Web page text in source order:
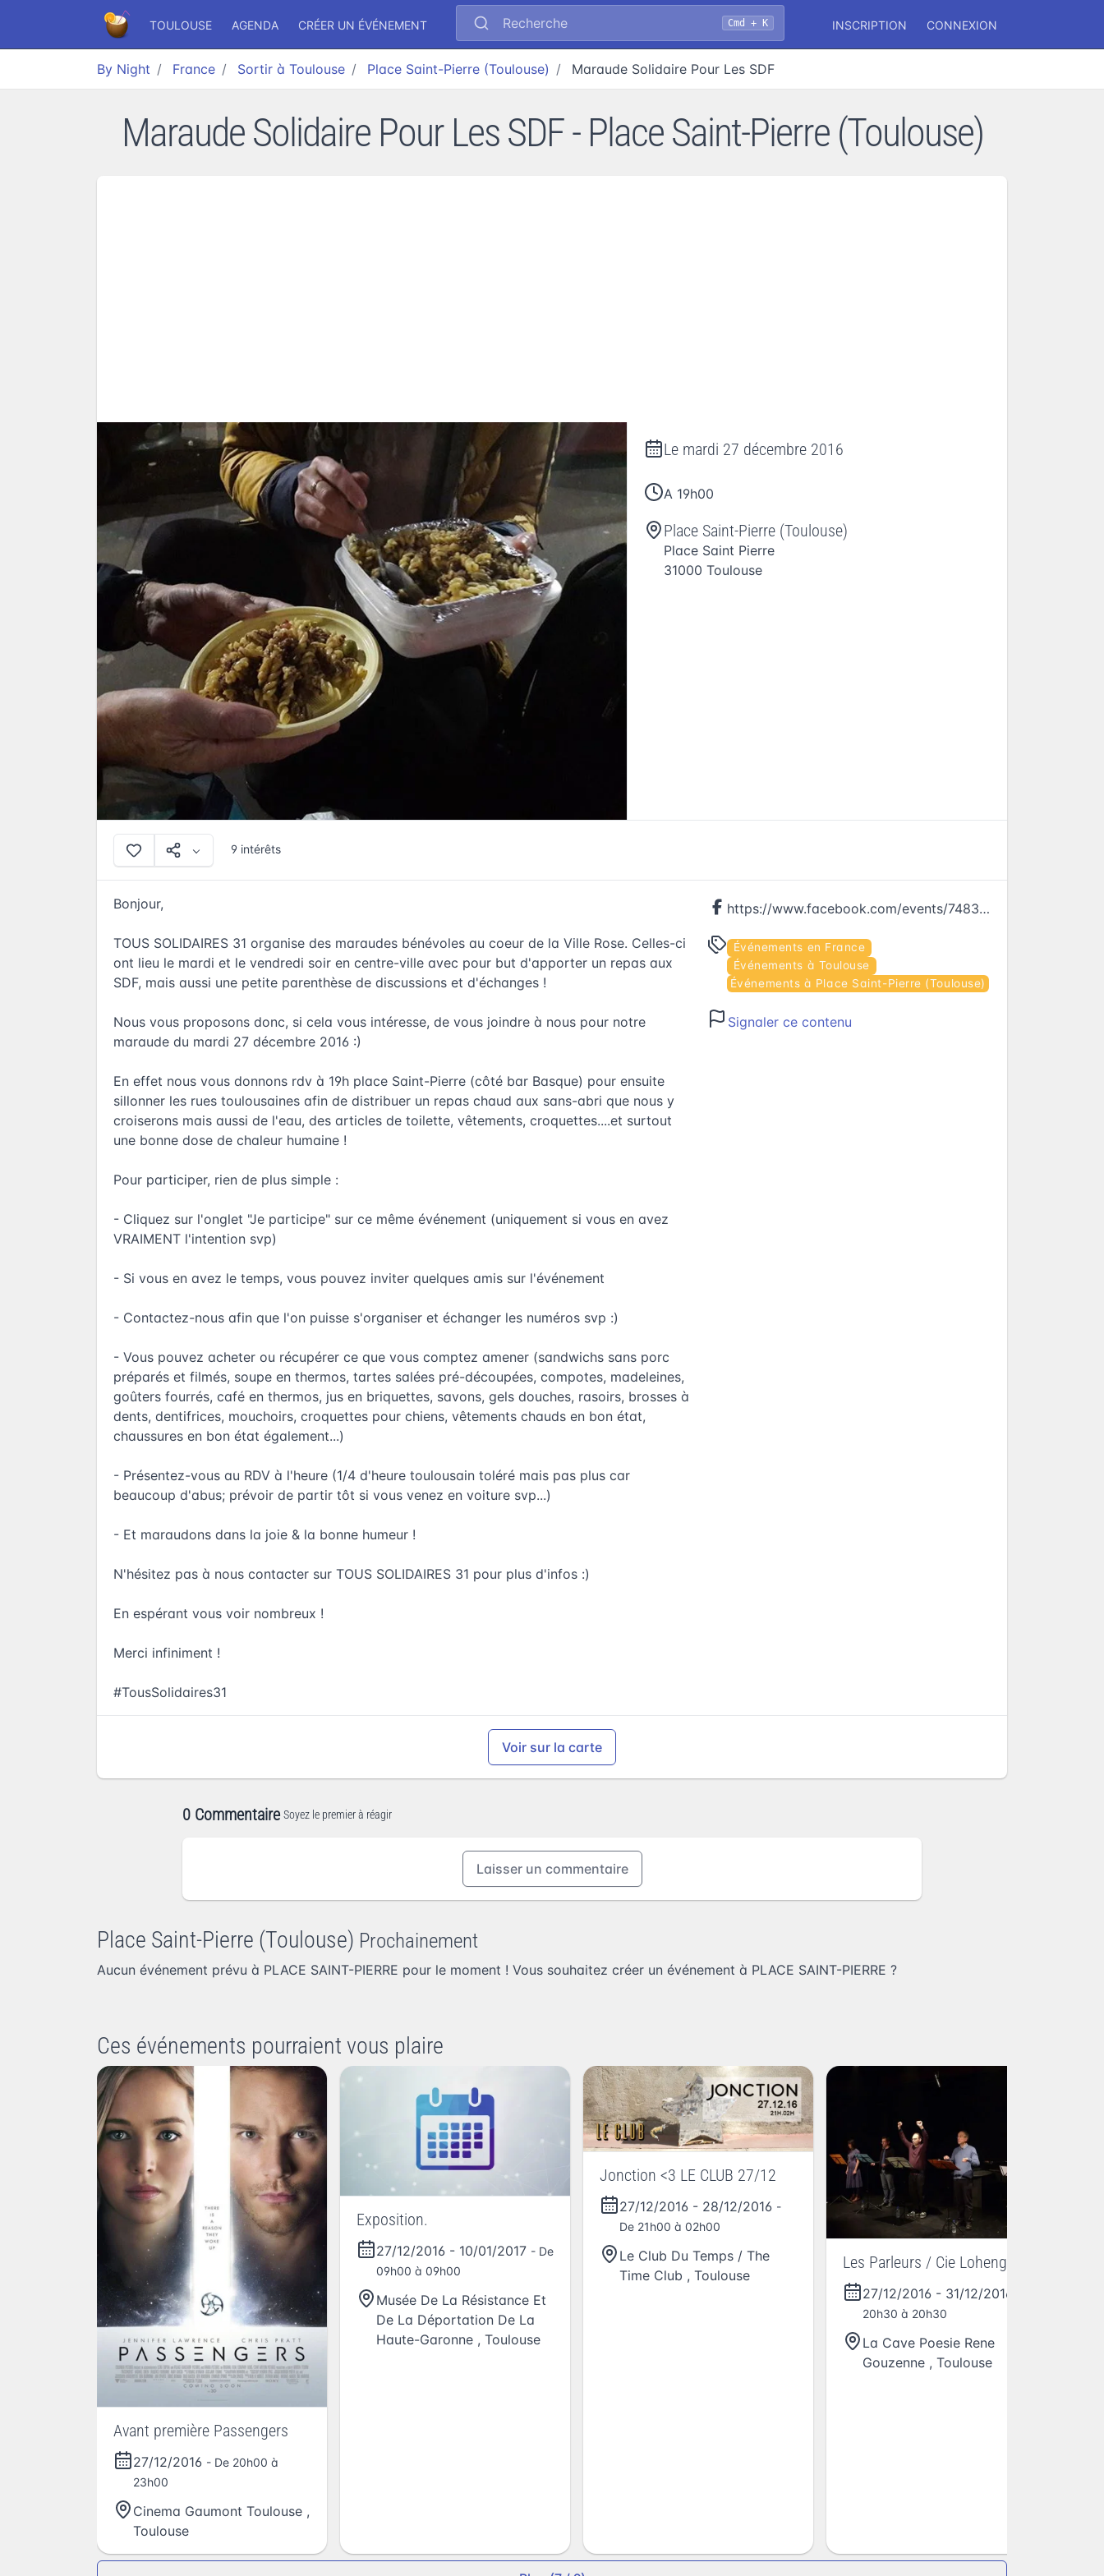
TOULOUSE AGENDA CRÉER UN ÉVÉNEMENT Recherche Cmd + K INSCRIPTION CONNEXION
By Night France Sortir à Toulouse Place Saint-Pierre (Toulouse) Maraude Solidaire Pour Les SDF
Maraude Solidaire Pour Les SDF - Place Saint-Pierre (Toulouse)
Le mardi 27 décembre 2016
A 19h00
Place Saint-Pierre (Toulouse)
Place Saint Pierre
31000 Toulouse
9 intérêts
Bonjour,
TOUS SOLIDAIRES 31 organise des maraudes bénévoles au coeur de la Ville Rose. Celles-ci
ont lieu le mardi et le vendredi soir en centre-ville avec pour but d'apporter un repas aux
SDF, mais aussi une petite parenthèse de discussions et d'échanges !
Nous vous proposons donc, si cela vous intéresse, de vous joindre à nous pour notre
maraude du mardi 27 décembre 2016 :)
En effet nous vous donnons rdv à 19h place Saint-Pierre (côté bar Basque) pour ensuite
sillonner les rues toulousaines afin de distribuer un repas chaud aux sans-abri que nous y
croiserons mais aussi de l'eau, des articles de toilette, vêtements, croquettes....et surtout
une bonne dose de chaleur humaine !
Pour participer, rien de plus simple :
- Cliquez sur l'onglet "Je participe" sur ce même événement (uniquement si vous en avez
VRAIMENT l'intention svp)
- Si vous en avez le temps, vous pouvez inviter quelques amis sur l'événement
- Contactez-nous afin que l'on puisse s'organiser et échanger les numéros svp :)
- Vous pouvez acheter ou récupérer ce que vous comptez amener (sandwichs sans porc
préparés et filmés, soupe en thermos, tartes salées pré-découpées, compotes, madeleines,
goûters fourrés, café en thermos, jus en briquettes, savons, gels douches, rasoirs, brosses à
dents, dentifrices, mouchoirs, croquettes pour chiens, vêtements chauds en bon état,
chaussures en bon état également...)
- Présentez-vous au RDV à l'heure (1/4 d'heure toulousain toléré mais pas plus car
beaucoup d'abus; prévoir de partir tôt si vous venez en voiture svp...)
- Et maraudons dans la joie & la bonne humeur !
N'hésitez pas à nous contacter sur TOUS SOLIDAIRES 31 pour plus d'infos :)
En espérant vous voir nombreux !
Merci infiniment !
#TousSolidaires31
https://www.facebook.com/events/748302808651378
Événements en France
Événements à Toulouse
Événements à Place Saint-Pierre (Toulouse)
Signaler ce contenu
Voir sur la carte
0 Commentaire Soyez le premier à réagir
Laisser un commentaire
Place Saint-Pierre (Toulouse) Prochainement
Aucun événement prévu à PLACE SAINT-PIERRE pour le moment ! Vous souhaitez créer un événement à PLACE SAINT-PIERRE ?
Ces événements pourraient vous plaire
Avant première Passengers
27/12/2016 - De 20h00 à
23h00
Cinema Gaumont Toulouse ,
Toulouse
Exposition.
27/12/2016 - 10/01/2017 - De
09h00 à 09h00
Musée De La Résistance Et
De La Déportation De La
Haute-Garonne , Toulouse
Jonction <3 LE CLUB 27/12
27/12/2016 - 28/12/2016 -
De 21h00 à 02h00
Le Club Du Temps / The
Time Club , Toulouse
Les Parleurs / Cie Lohengrin
27/12/2016 - 31/12/2016
20h30 à 20h30
La Cave Poesie Rene
Gouzenne , Toulouse